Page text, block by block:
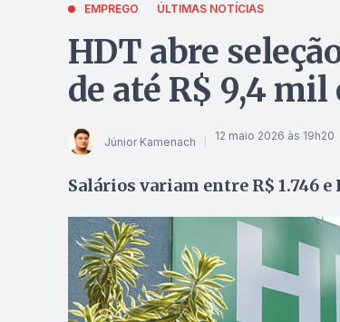
EMPREGO ÚLTIMAS NOTÍCIAS
HDT abre
de até R$ 9,4
Júnior Kamenach 12 maio 2026 às 19h20
Salários variam entre R$ 1.746 e